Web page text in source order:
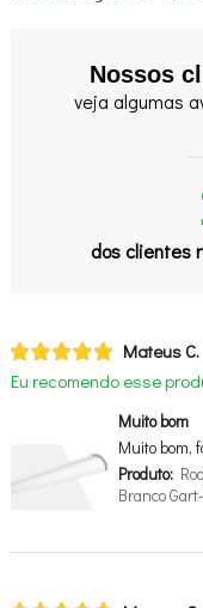
Nossos
veja algumas
dos clientes
Mateus C.
Eu recomendo esse
Muito bom
Muito bom,
Produto:
Branco